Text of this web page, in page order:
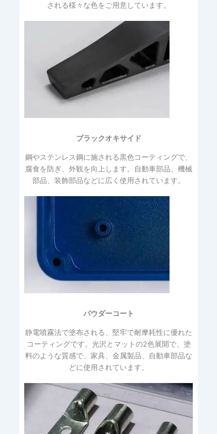
される様々な色をご用意しています。
ブラックオキサイド
鋼やステンレス鋼に施される黒色コーティングで、
腐食を防ぎ、外観を向上します。自動車部品、機械
部品、装飾部品などに広く使用されています。
パウダーコート
静電噴霧法で塗布される、堅牢で耐摩耗性に優れた
コーティングです。光沢とマットの2色展開で、塗
料のような質感で、家具、金属製品、自動車部品な
どに使用されています。